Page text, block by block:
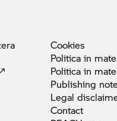
Cookies
Politica in
Politica in
Publishing
Legal
Contact